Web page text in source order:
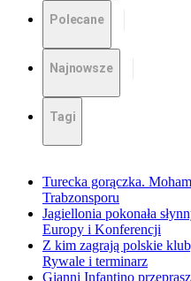
Polecane
Najnowsze
Tagi
Turecka gorączka.
Trabzonsporu
Jagiellonia pokonała
Europy i Konferencji
Z kim zagrają polskie
Rywale i terminarz
Gianni Infantino